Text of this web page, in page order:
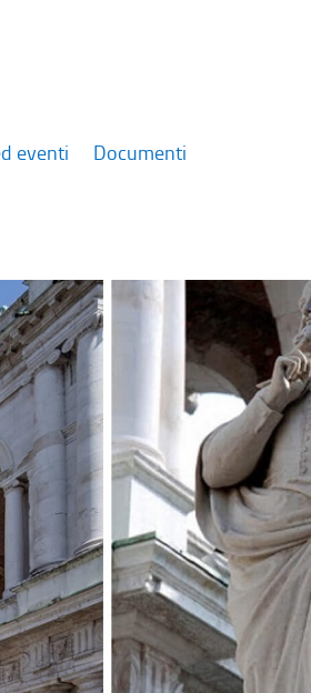
eventi Documenti